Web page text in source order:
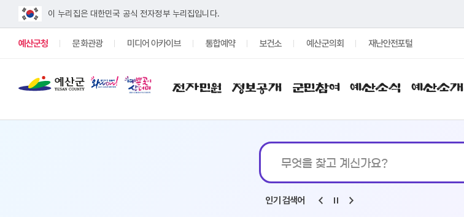
이 누리집은 대한민국 공식 전자정부 누리집입니다.
예산군청 문화관광 미디어 아카이브 통합예약 보건소 예산군의회 재난안전포털
전자민원 정보공개 군민참여 예산소식 예산소개
통합검색
인기 검색어